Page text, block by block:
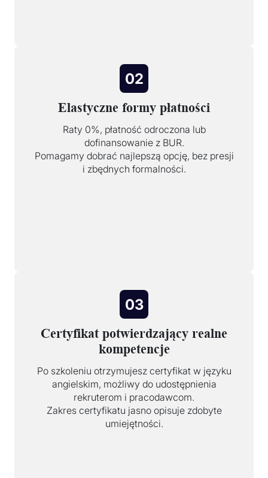
02
Elastyczne formy płatności
Raty 0%, płatność odroczona lub
dofinansowanie z BUR.
Pomagamy dobrać najlepszą opcję, bez presji
i zbędnych formalności.
03
Certyfikat potwierdzający realne
kompetencje
Po szkoleniu otrzymujesz certyfikat w języku
angielskim, możliwy do udostępnienia
rekruterom i pracodawcom.
Zakres certyfikatu jasno opisuje zdobyte
umiejętności.